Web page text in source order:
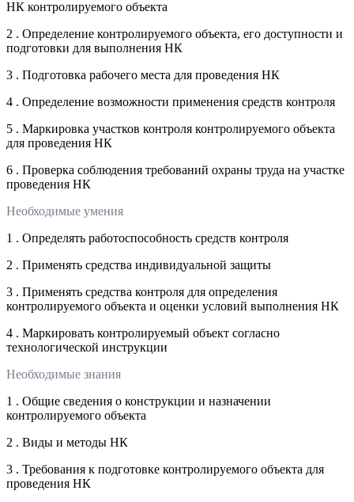
НК контролируемого объекта
2 . Определение контролируемого объекта, его доступности и
подготовки для выполнения НК
3 . Подготовка рабочего места для проведения НК
4 . Определение возможности применения средств контроля
5 . Маркировка участков контроля контролируемого объекта
для проведения НК
6 . Проверка соблюдения требований охраны труда на участке
проведения НК
Необходимые умения
1 . Определять работоспособность средств контроля
2 . Применять средства индивидуальной защиты
3 . Применять средства контроля для определения
контролируемого объекта и оценки условий выполнения НК
4 . Маркировать контролируемый объект согласно
технологической инструкции
Необходимые знания
1 . Общие сведения о конструкции и назначении
контролируемого объекта
2 . Виды и методы НК
3 . Требования к подготовке контролируемого объекта для
проведения НК